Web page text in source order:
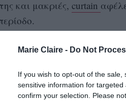
Marie Claire - Do Not
If you wish to opt-out of the
sensitive information for
confirm your selection. Please
και μακριές, curtain